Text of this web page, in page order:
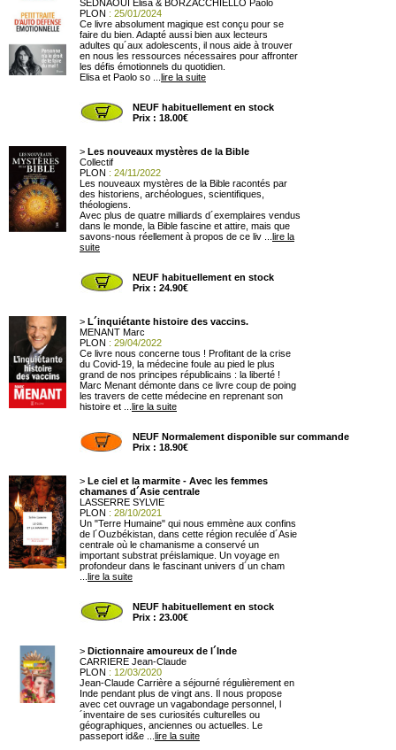
SEDNAOUI Elisa & BORZACCHIELLO Paolo
PLON : 25/01/2024
Ce livre absolument magique est conçu pour se
faire du bien. Adapté aussi bien aux lecteurs
adultes qu´aux adolescents, il nous aide à trouver
en nous les ressources nécessaires pour affronter
les défis émotionnels du quotidien.
Elisa et Paolo so ... lire la suite
NEUF habituellement en stock
Prix : 18.00€
> Les nouveaux mystères de la Bible
Collectif
PLON : 24/11/2022
Les nouveaux mystères de la Bible racontés par
des historiens, archéologues, scientifiques,
théologiens.
Avec plus de quatre milliards d´exemplaires vendus
dans le monde, la Bible fascine et attire, mais que
savons-nous réellement à propos de ce liv ... lire la
suite
NEUF habituellement en stock
Prix : 24.90€
> L´inquiétante histoire des vaccins.
MENANT Marc
PLON : 29/04/2022
Ce livre nous concerne tous ! Profitant de la crise
du Covid-19, la médecine foule au pied le plus
grand de nos principes républicains : la liberté !
Marc Menant démonte dans ce livre coup de poing
les travers de cette médecine en reprenant son
histoire et ... lire la suite
NEUF Normalement disponible sur commande
Prix : 18.90€
> Le ciel et la marmite - Avec les femmes
chamanes d´Asie centrale
LASSERRE SYLVIE
PLON : 28/10/2021
Un "Terre Humaine" qui nous emmène aux confins
de l´Ouzbékistan, dans cette région reculée d´Asie
centrale où le chamanisme a conservé un
important substrat préislamique. Un voyage en
profondeur dans le fascinant univers d´un cham
lire la suite
NEUF habituellement en stock
Prix : 23.00€
> Dictionnaire amoureux de l´Inde
CARRIERE Jean-Claude
PLON : 12/03/2020
Jean-Claude Carrière a séjourné régulièrement en
Inde pendant plus de vingt ans. Il nous propose
avec cet ouvrage un vagabondage personnel, l
´inventaire de ses curiosités culturelles ou
géographiques, anciennes ou actuelles. Le
passeport id&e ... lire la suite